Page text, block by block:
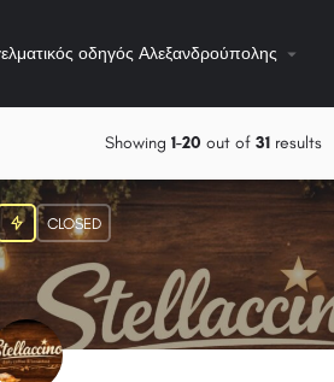
οδηγός Αλεξανδρούπολης
Showing 1-20 out of 31 results
CLOSED